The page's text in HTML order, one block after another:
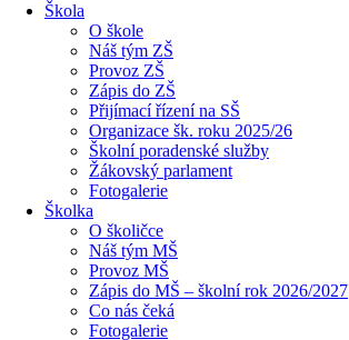
Škola
O škole
Náš tým ZŠ
Provoz ZŠ
Zápis do ZŠ
Přijímací řízení na SŠ
Organizace šk. roku 2025/26
Školní poradenské služby
Žákovský parlament
Fotogalerie
Školka
O školičce
Náš tým MŠ
Provoz MŠ
Zápis do MŠ – školní rok 2026/2027
Co nás čeká
Fotogalerie